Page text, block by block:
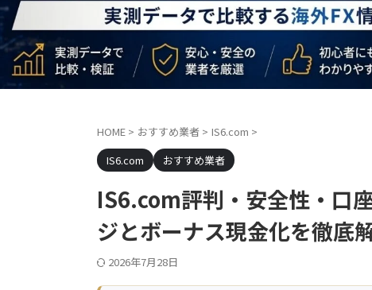
HOME > おすすめ業者 > IS6.com >
IS6.com
おすすめ業者
IS6.com評判・安全性・口
ジとボーナス現金化を徹底
2026年7月28日